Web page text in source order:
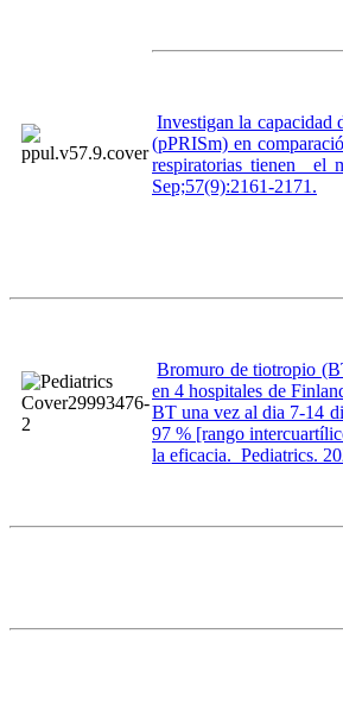
Investigan la capacidad
(pPRISm) en
respiratorias tienen el
Sep;57(9):2161-2171.
Bromuro de tiotropio
en 4 hospitales de
BT una vez al dia 7-14
97 % [rango
la eficacia. Pediatrics.